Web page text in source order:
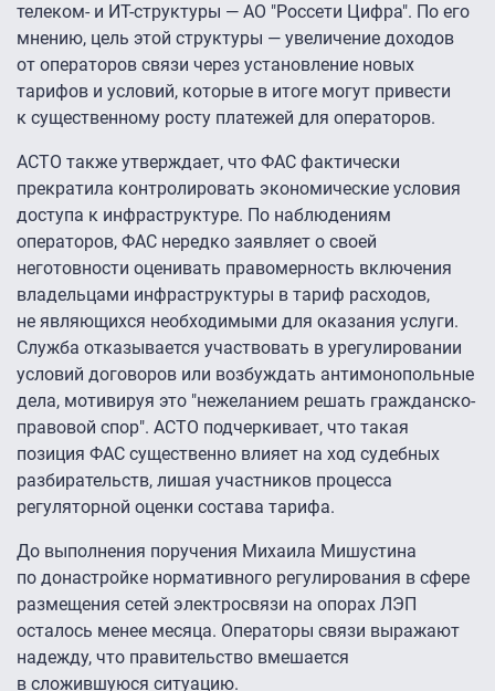
телеком- и ИТ-структуры — АО "Россети Цифра". По его
мнению, цель этой структуры — увеличение доходов
от операторов связи через установление новых
тарифов и условий, которые в итоге могут привести
к существенному росту платежей для операторов.
АСТО также утверждает, что ФАС фактически
прекратила контролировать экономические условия
доступа к инфраструктуре. По наблюдениям
операторов, ФАС нередко заявляет о своей
неготовности оценивать правомерность включения
владельцами инфраструктуры в тариф расходов,
не являющихся необходимыми для оказания услуги.
Служба отказывается участвовать в урегулировании
условий договоров или возбуждать антимонопольные
дела, мотивируя это "нежеланием решать гражданско-
правовой спор". АСТО подчеркивает, что такая
позиция ФАС существенно влияет на ход судебных
разбирательств, лишая участников процесса
регуляторной оценки состава тарифа.
До выполнения поручения Михаила Мишустина
по донастройке нормативного регулирования в сфере
размещения сетей электросвязи на опорах ЛЭП
осталось менее месяца. Операторы связи выражают
надежду, что правительство вмешается
в сложившуюся ситуацию.